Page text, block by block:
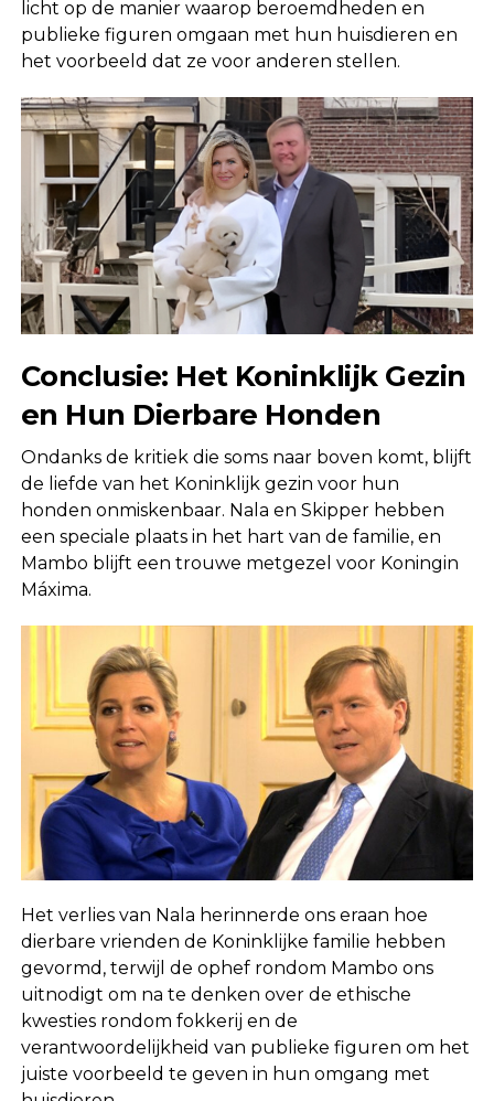
licht op de manier waarop beroemdheden en
publieke figuren omgaan met hun huisdieren en
het voorbeeld dat ze voor anderen stellen.
Conclusie: Het Koninklijk Gezin
en Hun Dierbare Honden
Ondanks de kritiek die soms naar boven komt, blijft
de liefde van het Koninklijk gezin voor hun
honden onmiskenbaar. Nala en Skipper hebben
een speciale plaats in het hart van de familie, en
Mambo blijft een trouwe metgezel voor Koningin
Máxima.
Het verlies van Nala herinnerde ons eraan hoe
dierbare vrienden de Koninklijke familie hebben
gevormd, terwijl de ophef rondom Mambo ons
uitnodigt om na te denken over de ethische
kwesties rondom fokkerij en de
verantwoordelijkheid van publieke figuren om het
juiste voorbeeld te geven in hun omgang met